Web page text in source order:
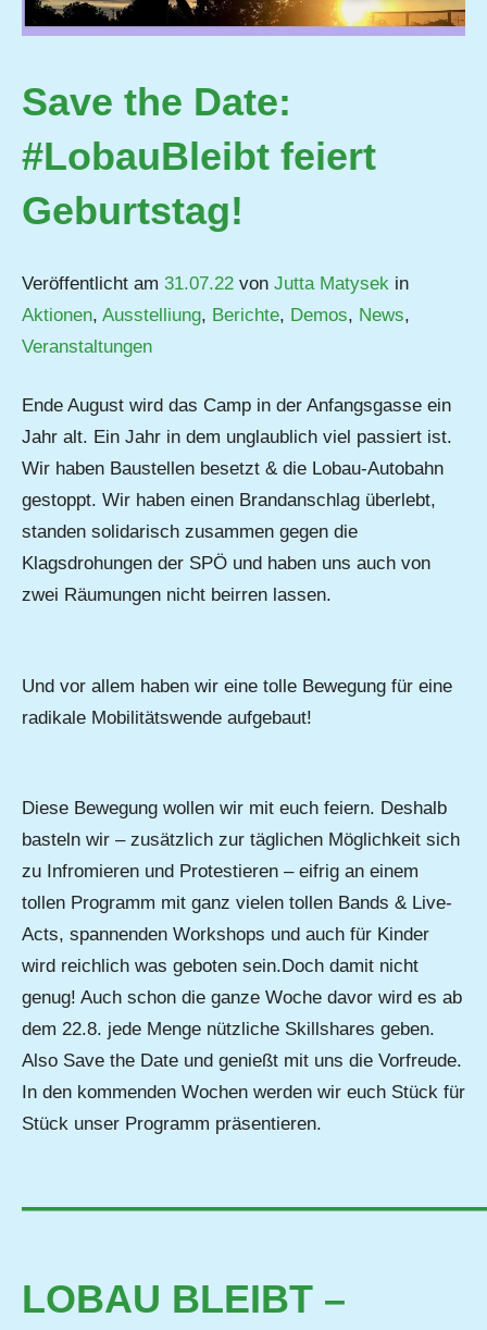
Save the Date:
#LobauBleibt feiert
Geburtstag!
Veröffentlicht am 31.07.22 von Jutta Matysek in
Aktionen, Ausstelliung, Berichte, Demos, News,
Veranstaltungen
Ende August wird das Camp in der Anfangsgasse ein
Jahr alt. Ein Jahr in dem unglaublich viel passiert ist.
Wir haben Baustellen besetzt & die Lobau-Autobahn
gestoppt. Wir haben einen Brandanschlag überlebt,
standen solidarisch zusammen gegen die
Klagsdrohungen der SPÖ und haben uns auch von
zwei Räumungen nicht beirren lassen.
Und vor allem haben wir eine tolle Bewegung für eine
radikale Mobilitätswende aufgebaut!
Diese Bewegung wollen wir mit euch feiern. Deshalb
basteln wir – zusätzlich zur täglichen Möglichkeit sich
zu Infromieren und Protestieren – eifrig an einem
tollen Programm mit ganz vielen tollen Bands & Live-
Acts, spannenden Workshops und auch für Kinder
wird reichlich was geboten sein.Doch damit nicht
genug! Auch schon die ganze Woche davor wird es ab
dem 22.8. jede Menge nützliche Skillshares geben.
Also Save the Date und genießt mit uns die Vorfreude.
In den kommenden Wochen werden wir euch Stück für
Stück unser Programm präsentieren.
LOBAU BLEIBT –